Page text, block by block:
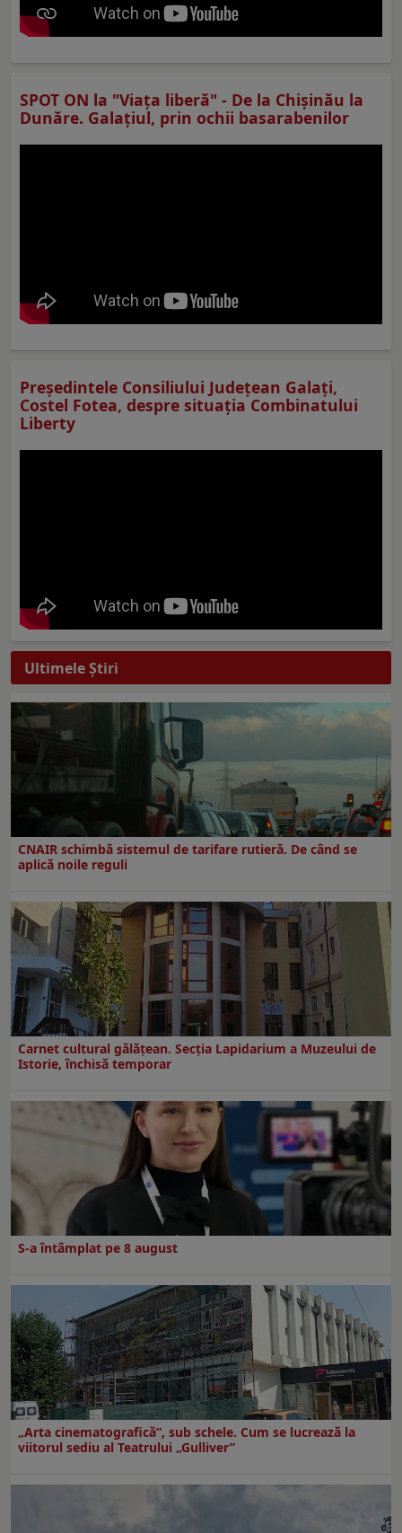
SPOT ON la "Viaţa liberă" - De la Chișinău la
Dunăre. Galațiul, prin ochii basarabenilor
Preşedintele Consiliului Judeţean Galaţi,
Costel Fotea, despre situaţia Combinatului
Liberty
Ultimele Ştiri
CNAIR schimbă sistemul de tarifare rutieră. De când se
aplică noile reguli
Carnet cultural gălăţean. Secţia Lapidarium a Muzeului de
Istorie, închisă temporar
S-a întâmplat pe 8 august
„Arta cinematografică”, sub schele. Cum se lucrează la
viitorul sediu al Teatrului „Gulliver”